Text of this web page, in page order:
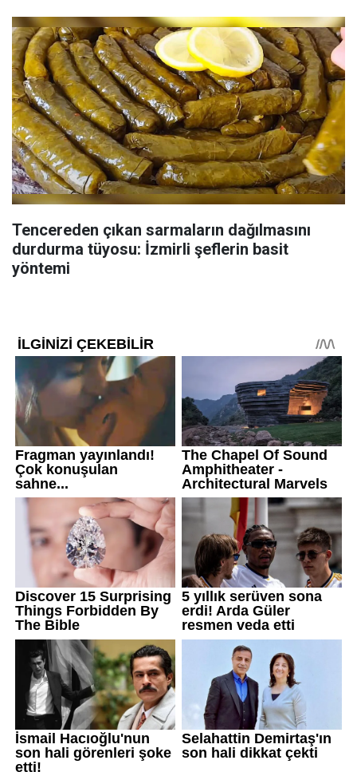
Tencereden çıkan sarmaların dağılmasını
durdurma tüyosu: İzmirli şeflerin basit
yöntemi